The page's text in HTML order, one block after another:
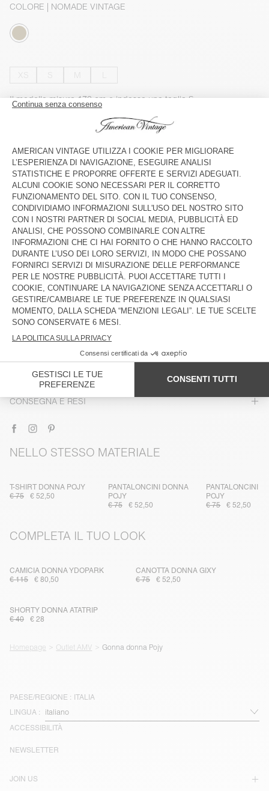
COLORE | NOMADE VINTAGE
Il modello misura 173 cm e indossa una taglia S
NON DISPONIBILE
VEDERE DISPONIBILITÀ IN NEGOZIO
VEDERE IL LOOK
DESCRIZIONE
TAGLIA E VESTIBILITÀ
COMPOSIZIONE
ISTRUZIONI PER LA CURA
TRACCIABILITÀ
CONSEGNA E RESI
NELLO STESSO MATERIALE
T-SHIRT DONNA POJY
€ 75
€ 52,50
PANTALONCINI DONNA
POJY
€ 75
€ 52,50
PANTALONCINI
POJY
€ 75
€ 52,50
COMPLETA IL TUO LOOK
CAMICIA DONNA YDOPARK
€ 115
€ 80,50
CANOTTA DONNA GIXY
€ 75
€ 52,50
SHORTY DONNA ATATRIP
€ 40
€ 28
Homepage Outlet AMV Gonna donna Pojy
PAESE/REGIONE : ITALIA
LINGUA :
ACCESSIBILITÀ
JOIN US
NEWSLETTER